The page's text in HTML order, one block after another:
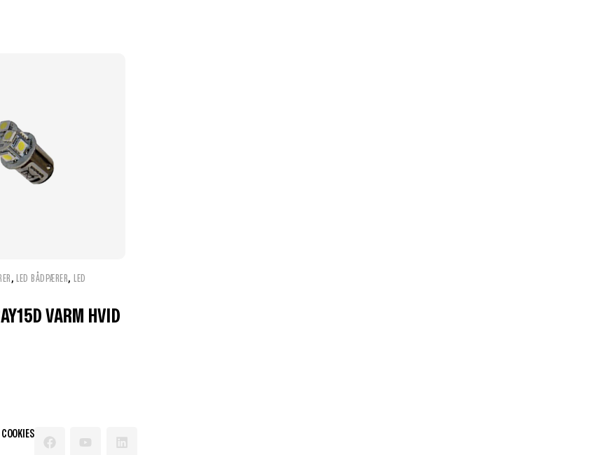
,LED BÅDPÆRER,LED
VARM HVID
COOKIES